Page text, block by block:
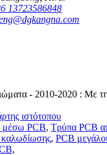
13723586848
- 2010-2020 : Με
ιστότοπου
μέσω PCB, Τρύπα PCB
, PCB
,